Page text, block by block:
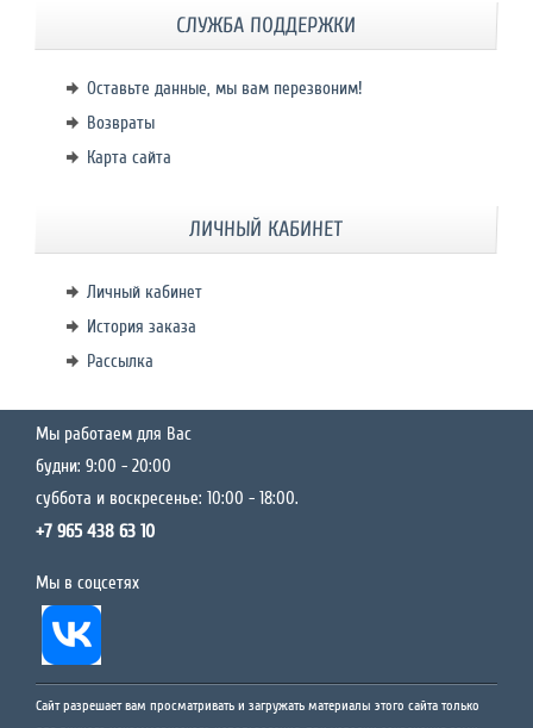
СЛУЖБА ПОДДЕРЖКИ
Оставьте данные, мы вам перезвоним!
Возвраты
Карта сайта
ЛИЧНЫЙ КАБИНЕТ
Личный кабинет
История заказа
Рассылка
Мы работаем для Вас
будни: 9:00 - 20:00
суббота и воскресенье: 10:00 - 18:00.
+7 965 438 63 10
Мы в соцсетях
Сайт разрешает вам просматривать и загружать материалы этого сайта только